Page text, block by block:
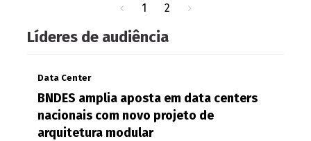
1 2
Líderes de audiência
Data Center
BNDES amplia aposta em data centers
nacionais com novo projeto de
arquitetura modular